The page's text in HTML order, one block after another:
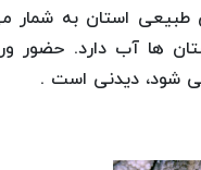
طبیعی استان به
ها آب دارد. حضور
شود، دیدنی است .